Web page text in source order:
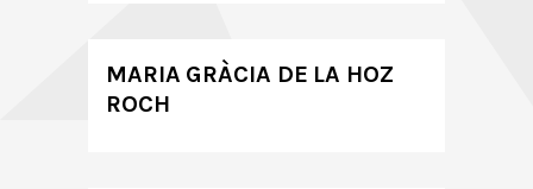
MARIA GRÀCIA DE LA HOZ
ROCH